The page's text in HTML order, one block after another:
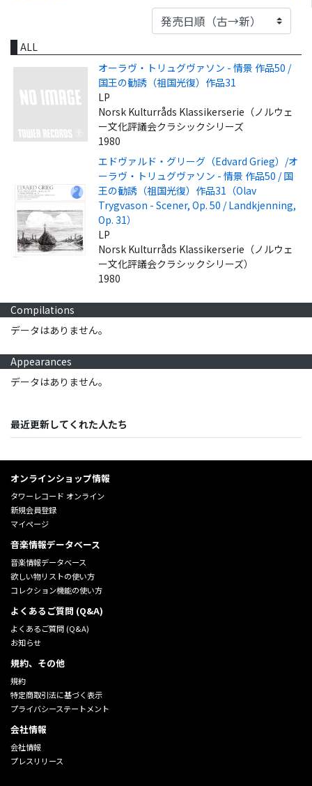
ALL
オーラヴ・トリュグヴァソン - 情景 作品50 /
国王の勧誘（祖国光復）作品31
LP
Norsk Kulturråds Klassikerserie（ノルウェ
ー文化評議会クラシックシリーズ
1980
エドヴァルド・グリーグ（Edvard Grieg）/オ
ーラヴ・トリュグヴァソン - 情景 作品50 / 国
王の勧誘（祖国光復）作品31（Olav
Trygvason - Scener, Op. 50 / Landkjenning,
Op. 31）
LP
Norsk Kulturråds Klassikerserie（ノルウェ
ー文化評議会クラシックシリーズ）
1980
Compilations
データはありません。
Appearances
データはありません。
最近更新してくれた人たち
オンラインショップ情報
タワーレコード オンライン
新規会員登録
マイページ
音楽情報データベース
音楽情報データベース
欲しい物リストの使い方
コレクション機能の使い方
よくあるご質問 (Q&A)
よくあるご質問 (Q&A)
お知らせ
規約、その他
規約
特定商取引法に基づく表示
プライバシーステートメント
会社情報
会社情報
プレスリリース